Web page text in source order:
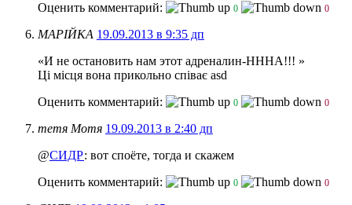
Оценить комментарий:
0 0
МАРІЙКА 19.09.2013 в 9:35 дп
«И не остановить нам этот адреналин-НННА!!! »
Ці місця вона прикольно співає asd
Оценить комментарий:
0 0
тетя Мотя 19.09.2013 в 2:40 дп
@СИДР: вот споёте, тогда и скажем
Оценить комментарий:
0 0